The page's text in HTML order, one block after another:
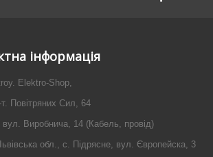
інформація
Elektro-Shop,
Повітряних Сил, 64
Виробнича, 14 (Кабель, провід)
обл., с. Підрясне, вул. Європейска, 3